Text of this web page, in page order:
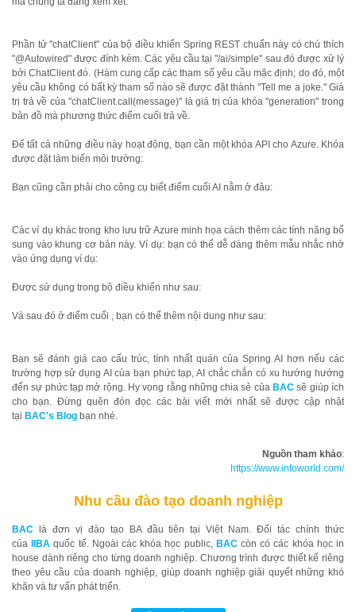
Phần tử "chatClient" của bộ điều khiển Spring REST chuẩn này có chú thích
"@Autowired" được đính kèm. Các yêu cầu tại "/ai/simple" sau đó được xử lý
bởi ChatClient đó. (Hàm cung cấp các tham số yêu cầu mặc định; do đó, một
yêu cầu không có bất kỳ tham số nào sẽ được đặt thành "Tell me a joke." Giá
trị trả về của "chatClient.call(message)" là giá trị của khóa "generation" trong
bản đồ mà phương thức điểm cuối trả về.
Để tất cả những điều này hoạt động, bạn cần một khóa API cho Azure. Khóa
được đặt làm biến môi trường:
Bạn cũng cần phải cho công cụ biết điểm cuối AI nằm ở đâu:
Các ví dụ khác trong kho lưu trữ Azure minh họa cách thêm các tính năng bổ
sung vào khung cơ bản này. Ví dụ: bạn có thể dễ dàng thêm mẫu nhắc nhở
vào ứng dụng ví dụ:
Được sử dụng trong bộ điều khiển như sau:
Và sau đó ở điểm cuối , bạn có thể thêm nội dung như sau:
Bạn sẽ đánh giá cao cấu trúc, tính nhất quán của Spring AI hơn nếu các
trường hợp sử dụng AI của bạn phức tạp, AI chắc chắn có xu hướng hướng
đến sự phức tạp mở rộng. Hy vọng rằng những chia sẻ của BAC sẽ giúp ích
cho bạn. Đừng quên đón đọc các bài viết mới nhất sẽ được cập nhật
tại BAC's Blog bạn nhé.
Nguồn tham khảo:
https://www.infoworld.com/
Nhu cầu đào tạo doanh nghiệp
BAC là đơn vị đào tạo BA đầu tiên tại Việt Nam. Đối tác chính thức
của
IIBA quốc tế. Ngoài các khóa học public, BACcòn có các khóa học in
house dành riêng cho từng doanh nghiệp. Chương trình được thiết kế riêng
theo yêu cầu của doanh nghiệp, giúp doanh nghiệp giải quyết những khó
khăn và tư vấn phát triển.